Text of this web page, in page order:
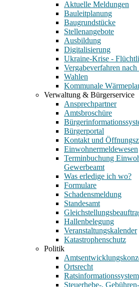
Aktuelle Meldungen
Bauleitplanung
Baugrundstücke
Stellenangebote
Ausbildung
Digitalisierung
Ukraine-Krise -
Vergabeverfahren
Wahlen
Kommunale
Verwaltung & Bürgerservice
Ansprechpartner
Amtsbroschüre
Bürgerportal
Kontakt und
Einwohnermeldewesen
Terminbuchung
Gewerbeamt
Was erledige ich wo?
Formulare
Schadensmeldung
Standesamt
Hallenbelegung
Veranstaltungskalender
Katastrophenschutz
Politik
Ortsrecht
Ratsinformationssystem
Steuerhebe-,